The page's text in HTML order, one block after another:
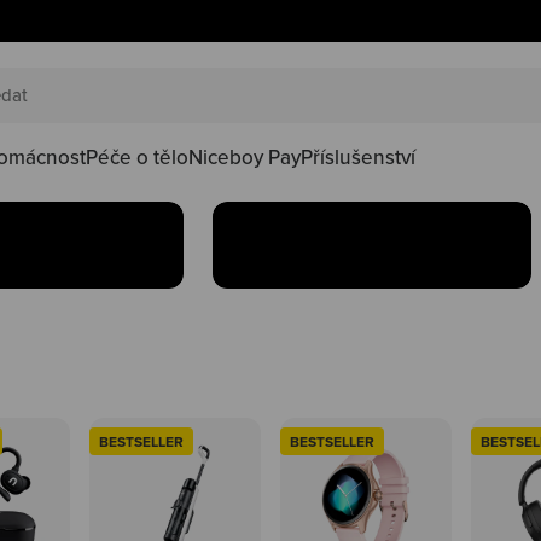
Péče o těloNiceboy PayPříslušenství
happy
ve
Oblíbené produkty teď
Koupit
BESTSELLER BESTSELLER